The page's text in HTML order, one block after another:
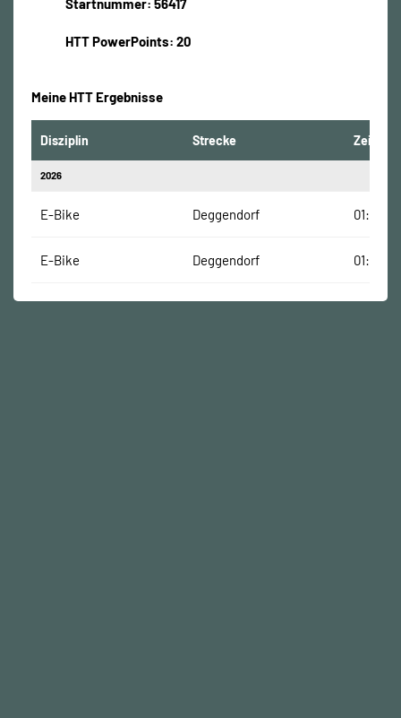
Startnummer: 56417
HTT PowerPoints: 20
Meine HTT Ergebnisse
Disziplin Strecke Zeit
2026
E-Bike Deggendorf
E-Bike Deggendorf